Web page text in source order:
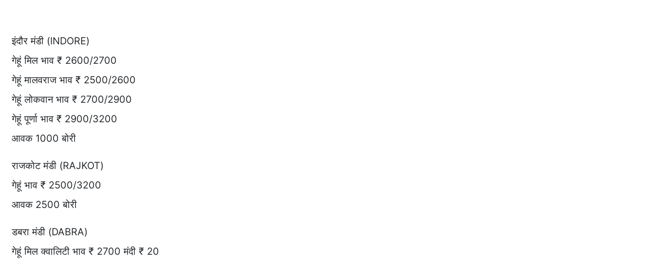
इंदौर मंडी (INDORE)
गेहूं मिल भाव ₹ 2600/2700
गेहूं मालवराज भाव ₹ 2500/2600
गेहूं लोकवान भाव ₹ 2700/2900
गेहूं पूर्णा भाव ₹ 2900/3200
आवक 1000 बोरी
राजकोट मंडी (RAJKOT)
गेहूं भाव ₹ 2500/3200
आवक 2500 बोरी
डबरा मंडी (DABRA)
गेहूं मिल क्वालिटी भाव ₹ 2700 मंदी ₹ 20